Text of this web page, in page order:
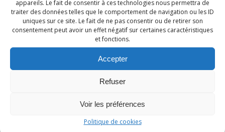
appareils. Le fait de consentir à ces technologies nous permettra de
traiter des données telles que le comportement de navigation ou les ID
uniques sur ce site. Le fait de ne pas consentir ou de retirer son
consentement peut avoir un effet négatif sur certaines caractéristiques
et fonctions.
Accepter
Refuser
Voir les préférences
Politique de cookies
Généalogie Magazine n° 178 – janvier 1999
5,00€
Ajouter au panier